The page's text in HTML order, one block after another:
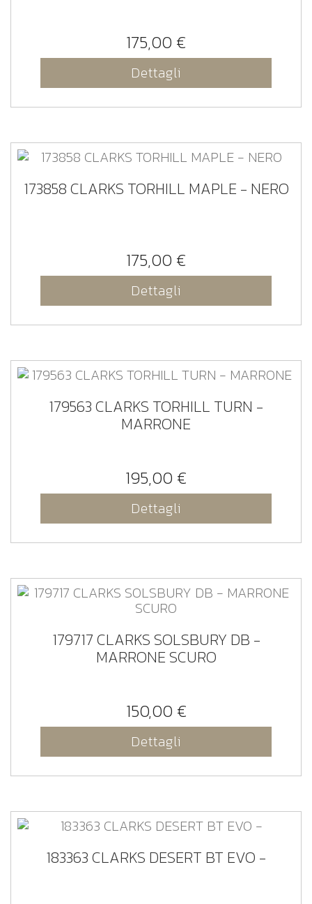
175,00 €
Dettagli
173858 CLARKS TORHILL MAPLE - NERO
175,00 €
Dettagli
179563 CLARKS TORHILL TURN -
MARRONE
195,00 €
Dettagli
179717 CLARKS SOLSBURY DB -
MARRONE SCURO
150,00 €
Dettagli
183363 CLARKS DESERT BT EVO -